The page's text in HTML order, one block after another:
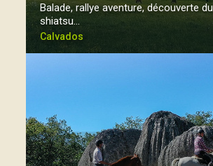
Balade, rallye aventure, découverte du
shiatsu…
Calvados